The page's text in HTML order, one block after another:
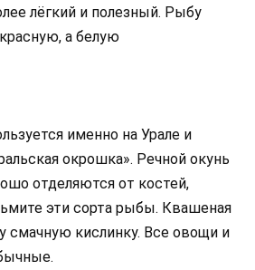
лёгкий и полезный. Рыбу
а белую
именно на Урале и
окрошка». Речной окунь
отделяются от костей,
эти сорта рыбы. Квашеная
смачную кислинку. Все овощи и